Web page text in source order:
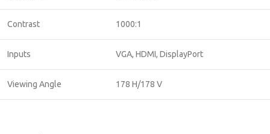
Contrast 1000:1
Inputs VGA, HDMI, DisplayPort
Viewing Angle 178 H/178 V